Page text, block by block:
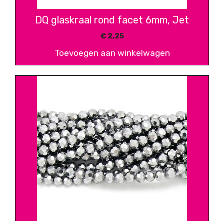
DQ glaskraal rond facet 6mm, Jet
€2,25
Toevoegen aan winkelwagen